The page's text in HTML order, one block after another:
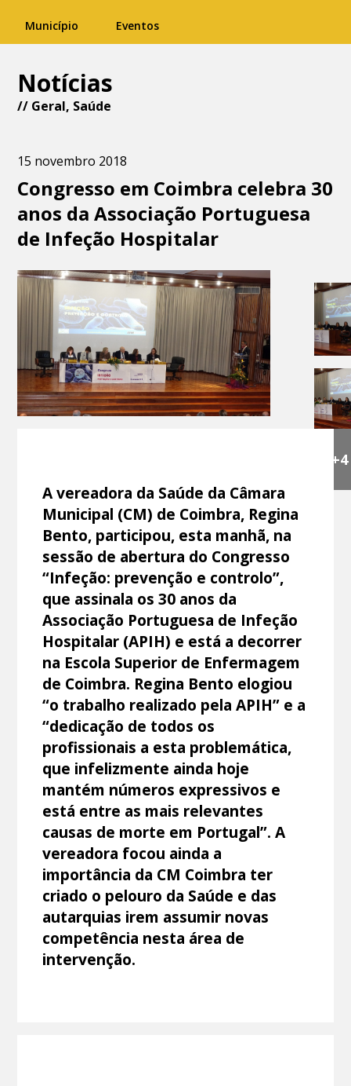
Município Eventos
Notícias
// Geral, Saúde
15 novembro 2018
Congresso em Coimbra celebra 30
anos da Associação Portuguesa
de Infeção Hospitalar
+4
A vereadora da Saúde da Câmara
Municipal (CM) de Coimbra, Regina
Bento, participou, esta manhã, na
sessão de abertura do Congresso
“Infeção: prevenção e controlo”,
que assinala os 30 anos da
Associação Portuguesa de Infeção
Hospitalar (APIH) e está a decorrer
na Escola Superior de Enfermagem
de Coimbra. Regina Bento elogiou
“o trabalho realizado pela APIH” e a
“dedicação de todos os
profissionais a esta problemática,
que infelizmente ainda hoje
mantém números expressivos e
está entre as mais relevantes
causas de morte em Portugal”. A
vereadora focou ainda a
importância da CM Coimbra ter
criado o pelouro da Saúde e das
autarquias irem assumir novas
competência nesta área de
intervenção.